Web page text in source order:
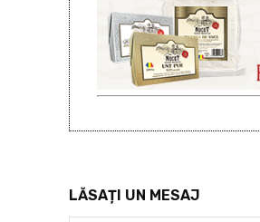
LĂSAȚI UN MESAJ